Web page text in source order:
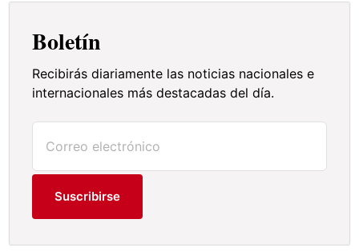
Boletín
Recibirás diariamente las noticias nacionales e
internacionales más destacadas del día.
Suscribirse